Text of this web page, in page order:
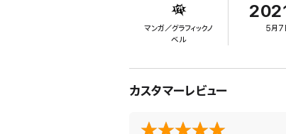
マンガ／グラフィックノ
ベル
5月7
カスタマーレビュー